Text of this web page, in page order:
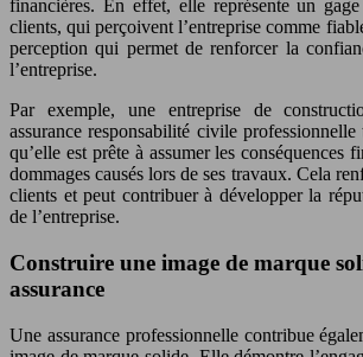
financières. En effet, elle représente un
clients, qui perçoivent l’entreprise comme
perception qui permet de renforcer la
l’entreprise.
Par exemple, une entreprise de
assurance responsabilité civile professionnelle
qu’elle est prête à assumer les conséquences
dommages causés lors de ses travaux. Cela
clients et peut contribuer à développer la
de l’entreprise.
Construire une image de marque
assurance
Une assurance professionnelle contribue